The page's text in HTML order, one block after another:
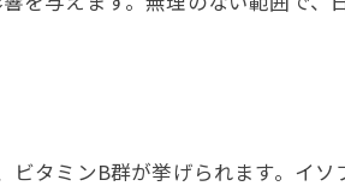
タミンB群が挙げられます。イ